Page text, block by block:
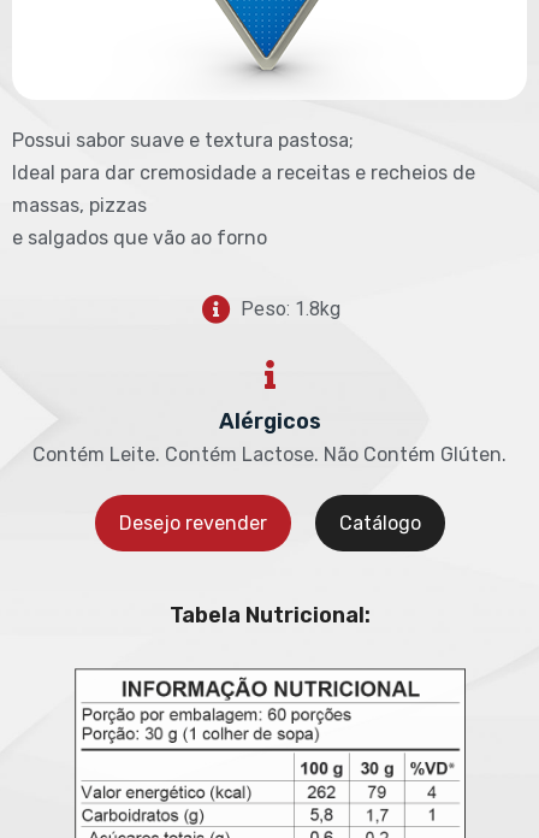
Possui sabor suave e textura pastosa;
Ideal para dar cremosidade a receitas e recheios de
massas, pizzas
e salgados que vão ao forno
Peso: 1.8kg
Alérgicos
Contém Leite. Contém Lactose. Não Contém Glúten.
Desejo revender Catálogo
Tabela Nutricional: